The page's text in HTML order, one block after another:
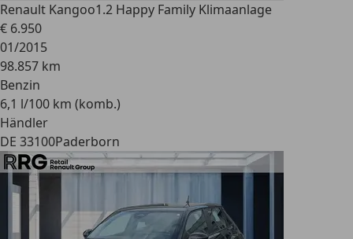
Renault Kangoo1.2 Happy Family Klimaanlage
€ 6.950
01/2015
98.857 km
Benzin
6,1 l/100 km (komb.)
Händler
DE 33100Paderborn